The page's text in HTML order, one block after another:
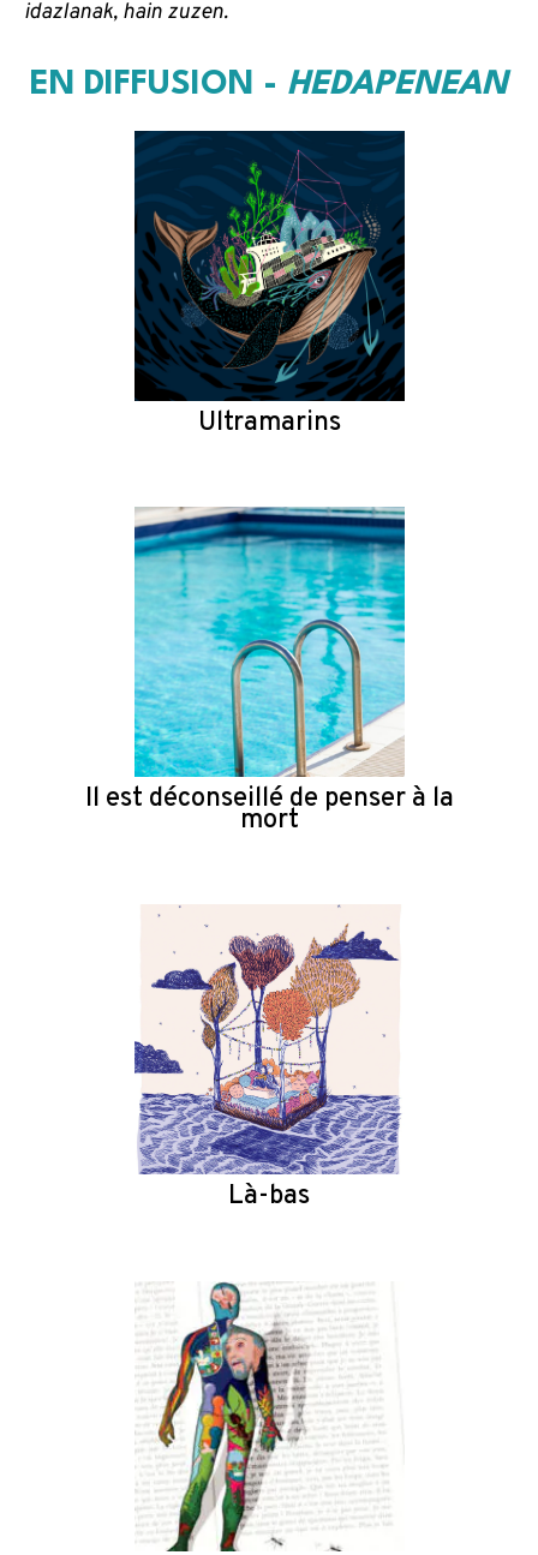
idazlanak, hain zuzen.
EN DIFFUSION - HEDAPENEAN
Ultramarins
Il est déconseillé de penser à la
mort
Là-bas